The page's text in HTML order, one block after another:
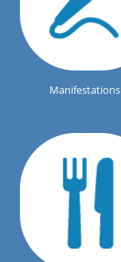
Manifestations